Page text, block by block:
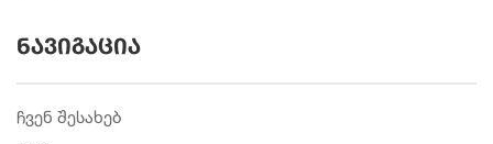
ნავიგაცია
ჩვენ შესახებ